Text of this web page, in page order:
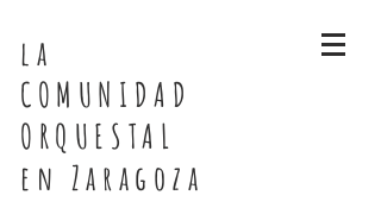
la
COMUNIDAD
ORQUESTAL
en Zaragoza